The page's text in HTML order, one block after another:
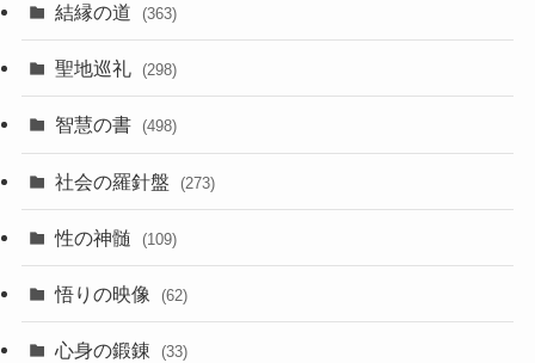
結縁の道 (363)
聖地巡礼 (298)
智慧の書 (498)
社会の羅針盤 (273)
性の神髄 (109)
悟りの映像 (62)
心身の鍛錬 (33)